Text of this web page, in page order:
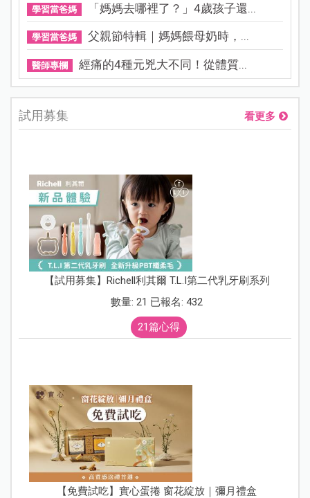
學習當爸媽 「媽媽去哪裡了？」4歲孩子還...
學習當爸媽 父親節特輯｜媽媽餵母奶時，...
醫師專欄 經痛的4種元兇大不同！從體質...
試用募集 看更多
【試用募集】Richell利其爾 T.L.I第二代乳牙刷系列
數量: 21 已報名: 432
21篇心得
【免費試吃】實心蛋捲 窗花綻放｜彌月禮盒